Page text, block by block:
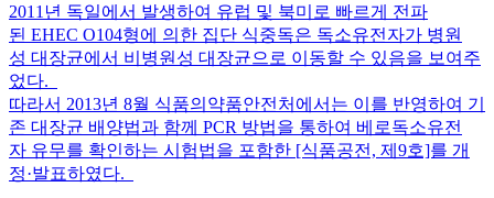
2011년 독일에서 발생하여 유럽 및 북미로 빠르게 전파
된 EHEC O104형에 의한 집단 식중독은 독소유전자가 병원
성 대장균에서 비병원성 대장균으로 이동할 수 있음을 보여주
었다.
따라서 2013년 8월 식품의약품안전처에서는 이를 반영하여 기
존 대장균 배양법과 함께 PCR 방법을 통하여 베로독소유전
자 유무를 확인하는 시험법을 포함한 [식품공전, 제9호]를 개
정·발표하였다.